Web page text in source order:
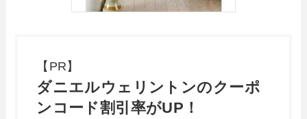
【PR】
ダニエルウェリントンのクーポ
ンコード割引率がUP！